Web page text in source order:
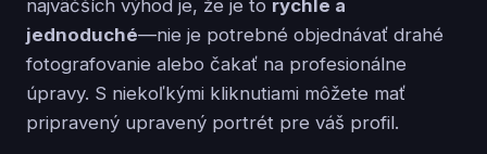
najväčších výhod je, že je to rýchle a
jednoduché—nie je potrebné objednávať drahé
fotografovanie alebo čakať na profesionálne
úpravy. S niekoľkými kliknutiami môžete mať
pripravený upravený portrét pre váš profil.